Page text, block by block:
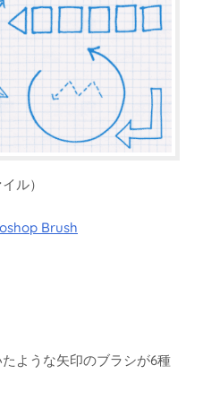
ル）
Brush
ような矢印のブラシが6種